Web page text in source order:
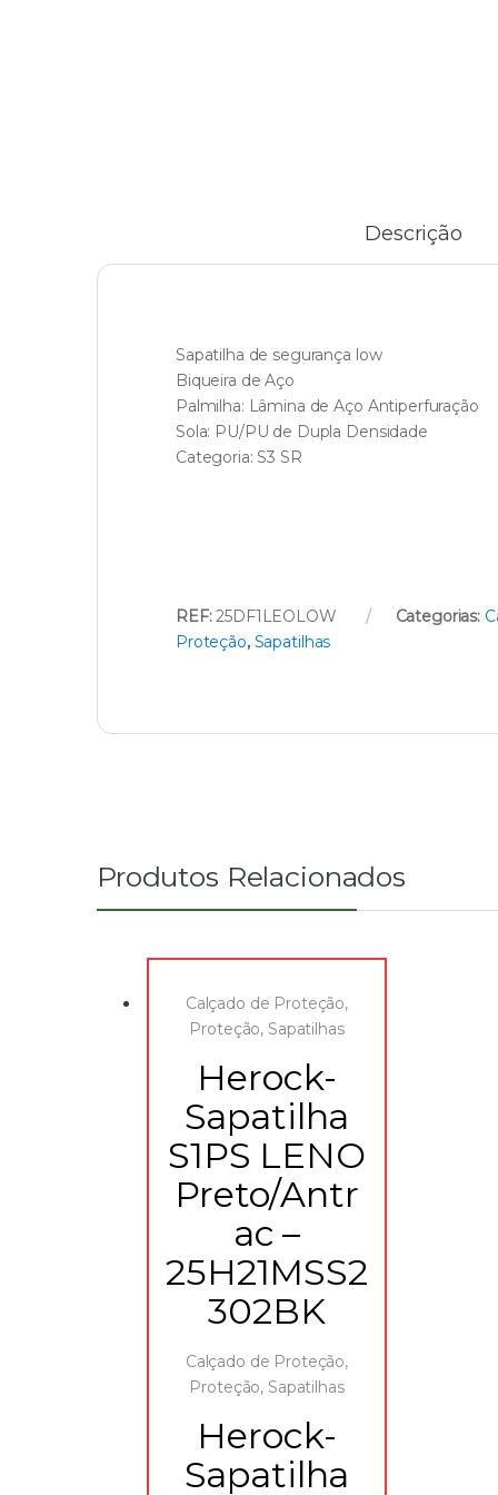
Descrição
Sapatilha de segurança low
Biqueira de Aço
Palmilha: Lâmina de Aço Antiperfuração
Sola: PU/PU de Dupla Densidade
Categoria: S3 SR
REF:25DF1LEOLOW Categorias:
Proteção, Sapatilhas
Produtos Relacionados
Calçado de Proteção,
Proteção, Sapatilhas
Herock-
Sapatilha
S1PS LENO
Preto/Antr
ac –
25H21MSS2
302BK
Calçado de Proteção,
Proteção, Sapatilhas
Herock-
Sapatilha